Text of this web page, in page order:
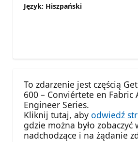
Język: Hiszpański
To zdarzenie jest częścią
600 – Conviértete en Fabric
Engineer Series.
Kliknij tutaj, aby odwiedź
gdzie można było zobaczyć
nadchodzące i na żądanie